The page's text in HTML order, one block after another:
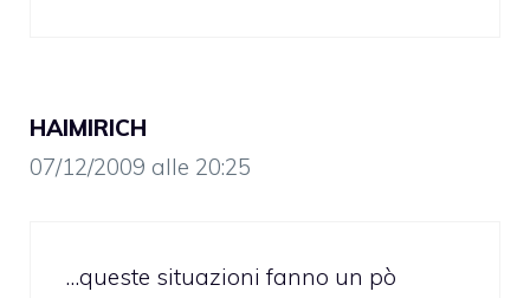
HAIMIRICH
07/12/2009 alle 20:25
…queste situazioni fanno un pò